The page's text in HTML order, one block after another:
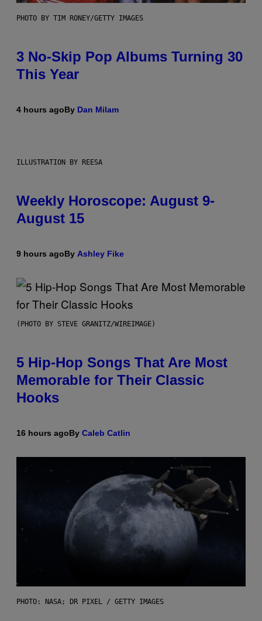
PHOTO BY TIM RONEY/GETTY IMAGES
3 No-Skip Pop Albums Turning 30
This Year
4 hours agoBy Dan Milam
ILLUSTRATION BY REESA
Weekly Horoscope: August 9-
August 15
9 hours agoBy Ashley Fike
(PHOTO BY STEVE GRANITZ/WIREIMAGE)
5 Hip-Hop Songs That Are Most
Memorable for Their Classic
Hooks
16 hours agoBy Caleb Catlin
PHOTO: NASA; DR PIXEL / GETTY IMAGES